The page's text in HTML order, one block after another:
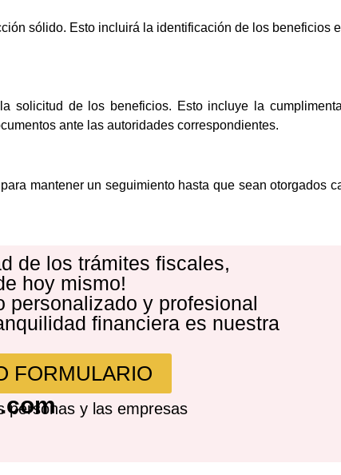
sólido. Esto incluirá la identificación de los beneficios
solicitud de los beneficios. Esto incluye la
ante las autoridades correspondientes.
mantener un seguimiento hasta que sean otorgados
de los trámites fiscales,
hoy mismo!
personalizado y profesional
financiera es nuestra
FORMULARIO
personas y las empresas